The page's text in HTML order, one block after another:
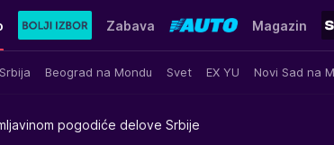
Srbija Beograd na Mondu Svet EX YU Novi Sad na
Zabava Magazin
pogodiće delove Srbije